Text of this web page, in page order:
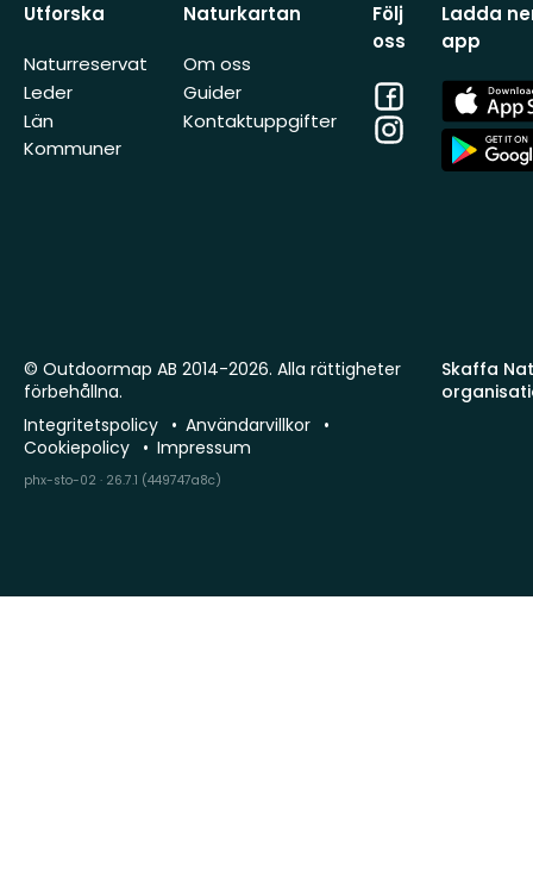
Utforska
Naturreservat
Leder
Län
Kommuner
Naturkartan
Om oss
Guider
Kontaktuppgifter
Följ
oss
Facebook
Instagram
Ladda
app
App
Store
App
Store
Skaffa
© Outdoormap AB 2014-2026. Alla rättigheter
förbehållna.
Integritetspolicy
Användarvillkor
Cookiepolicy
Impressum
phx-sto-02 · 26.7.1 (449747a8c)